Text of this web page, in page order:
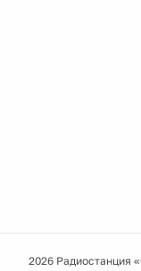
2026 Радиостанция